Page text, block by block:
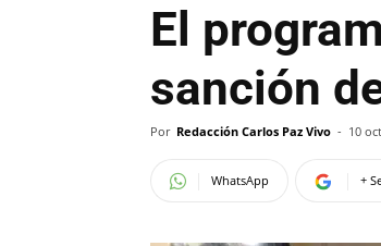
El
sanción
Por Redacción Carlos Paz Vivo - 10
WhatsApp +